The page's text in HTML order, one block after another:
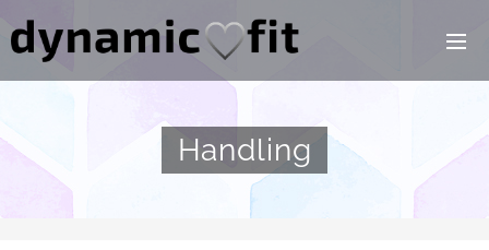
Handling